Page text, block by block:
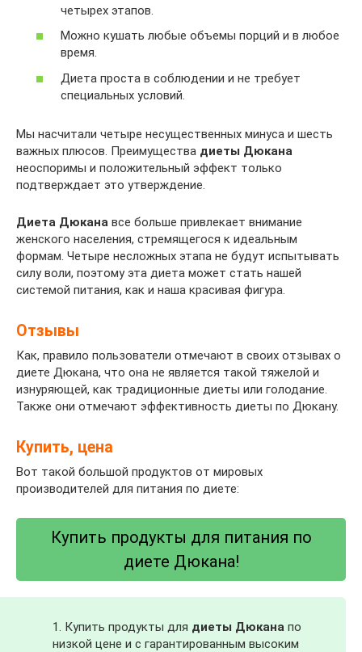
четырех этапов.
Можно кушать любые объемы порций и в любое
время.
Диета проста в соблюдении и не требует
специальных условий.
Мы насчитали четыре несущественных минуса и шесть
важных плюсов. Преимущества диеты Дюкана
неоспоримы и положительный эффект только
подтверждает это утверждение.
Диета Дюкана все больше привлекает внимание
женского населения, стремящегося к идеальным
формам. Четыре несложных этапа не будут испытывать
силу воли, поэтому эта диета может стать нашей
системой питания, как и наша красивая фигура.
Отзывы
Как, правило пользователи отмечают в своих отзывах о
диете Дюкана, что она не является такой тяжелой и
изнуряющей, как традиционные диеты или голодание.
Также они отмечают эффективность диеты по Дюкану.
Купить, цена
Вот такой большой продуктов от мировых
производителей для питания по диете:
Купить продукты для питания по
диете Дюкана!
1. Купить продукты для диеты Дюкана по
низкой цене и с гарантированным высоким